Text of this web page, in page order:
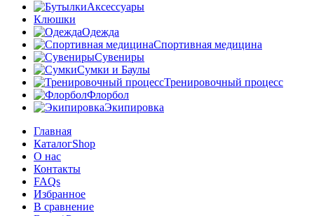
Аксессуары
Клюшки
Одежда
Спортивная медицина
Сувениры
Сумки и Баулы
Тренировочный процесс
Флорбол
Экипировка
Главная
КаталогShop
О нас
Контакты
FAQs
Избранное
В сравнение